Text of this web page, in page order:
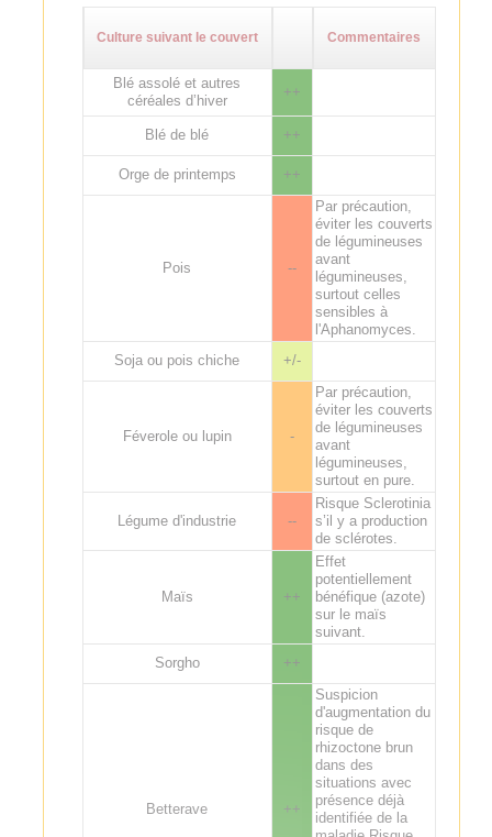
Culture suivant le couvert Commentaires
Blé assolé et autres
céréales d’hiver
++
Blé de blé ++
Orge de printemps ++
Pois --
Par précaution,
éviter les couverts
de légumineuses
avant
légumineuses,
surtout celles
sensibles à
l'Aphanomyces.
Soja ou pois chiche
+/-
Féverole ou lupin -
Par précaution,
éviter les couverts
de légumineuses
avant
légumineuses,
surtout en pure.
Légume d'industrie --
Risque Sclerotinia
s’il y a production
de sclérotes.
Maïs ++
Effet
potentiellement
bénéfique (azote)
sur le maïs
suivant.
Sorgho
++
Betterave ++
Suspicion
d'augmentation du
risque de
rhizoctone brun
dans des
situations avec
présence déjà
identifiée de la